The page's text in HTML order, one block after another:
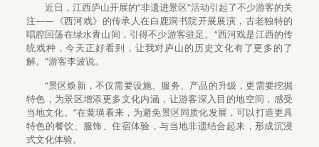
近日，江西庐山开展的“非遗进景区”活动引起了不少游客的关
注——《西河戏》的传承人在白鹿洞书院开展展演，古老独特的
唱腔回荡在绿水青山间，引得不少游客驻足。“西河戏是江西的传
统戏种，今天正好看到，让我对庐山的历史文化有了更多的了
解。”游客李波说。
“景区焕新，不仅需要设施、服务、产品的升级，更需要挖掘
特色，为景区增添更多文化内涵，让游客深入目的地空间，感受
当地文化。”在黄璜看来，为避免景区同质化发展，可以打造更具
特色的餐饮、服饰、住宿体验，与当地非遗结合起来，形成沉浸
式文化体验。